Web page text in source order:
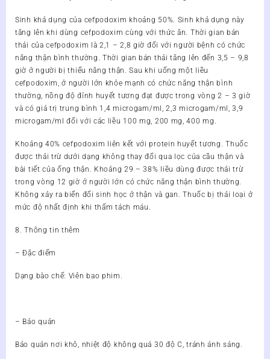
Sinh khả dụng của cefpodoxim khoảng 50%. Sinh khả dụng này
tăng lên khi dùng cefpodoxim cùng với thức ăn. Thời gian bán
thải của cefpodoxim là 2,1 – 2,8 giờ đối với người bệnh có chức
năng thận bình thường. Thời gian bán thải tăng lên đến 3,5 – 9,8
giờ ở người bị thiểu năng thận. Sau khi uống một liều
cefpodoxim, ở người lớn khỏe mạnh có chức năng thận bình
thường, nồng độ đỉnh huyết tương đạt được trong vòng 2 – 3 giờ
và có giá trị trung bình 1,4 microgam/ml, 2,3 microgam/ml, 3,9
microgam/ml đối với các liều 100 mg, 200 mg, 400 mg.
Khoảng 40% cefpodoxim liên kết với protein huyết tương. Thuốc
được thải trừ dưới dạng không thay đổi qua lọc của cầu thận và
bài tiết của ống thận. Khoảng 29 – 38% liều dùng được thải trừ
trong vòng 12 giờ ở người lớn có chức năng thận bình thường.
Không xảy ra biến đổi sinh học ở thận và gan. Thuốc bị thải loại ở
mức độ nhất định khi thẩm tách máu.
8. Thông tin thêm
– Đặc điểm
Dạng bào chế: Viên bao phim.
– Bảo quản
Bảo quản nơi khô, nhiệt độ không quá 30 độ C, tránh ánh sáng.